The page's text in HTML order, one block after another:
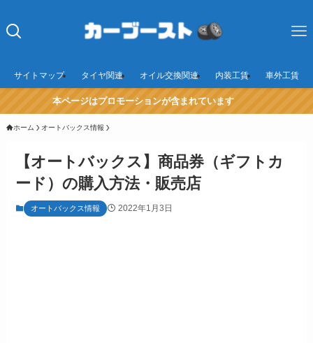
サイトマップ タイヤ関連 オイル交換関連 内装工賃 車外工賃
本ページはプロモーションが含まれています
ホーム オートバックス情報
【オートバックス】商品券（ギフトカ
ード）の購入方法・販売店
オートバックス情報 2022年1月3日